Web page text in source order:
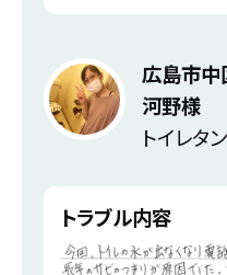
広島市中
河野様
トイレタ
トラブル内容